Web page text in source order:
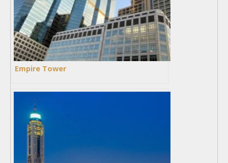
Empire Tower